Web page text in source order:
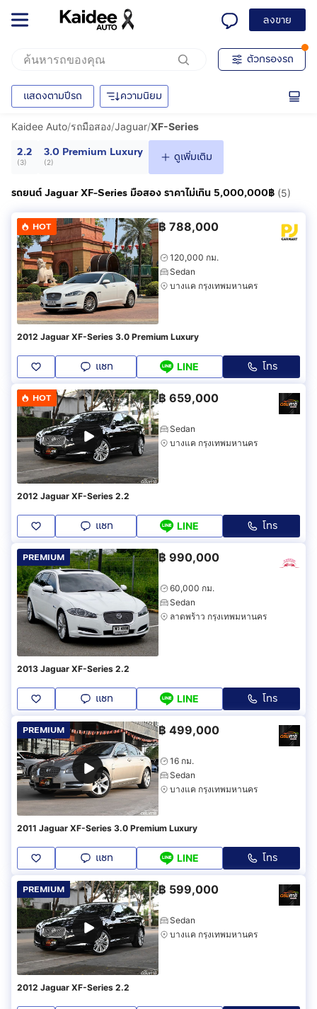
ลงขาย
ตัวกรองรถ
แสดงตามปีรถ ความนิยม
Kaidee Auto/รถมือสอง/Jaguar/XF-Series
2.2
(3)
3.0 Premium Luxury
(2) ดูเพิ่มเติม
รถยนต์ Jaguar XF-Series มือสอง ราคาไม่เกิน 5,000,000฿ (5)
HOT ฿ 788,000
120,000 กม.
Sedan
บางแค กรุงเทพมหานคร
2012 Jaguar XF-Series 3.0 Premium Luxury
แชท LINE โทร
HOT ฿ 659,000
Sedan
บางแค กรุงเทพมหานคร
2012 Jaguar XF-Series 2.2
แชท LINE โทร
PREMIUM ฿ 990,000
60,000 กม.
Sedan
ลาดพร้าว กรุงเทพมหานคร
2013 Jaguar XF-Series 2.2
แชท LINE โทร
PREMIUM ฿ 499,000
16 กม.
Sedan
บางแค กรุงเทพมหานคร
2011 Jaguar XF-Series 3.0 Premium Luxury
แชท LINE โทร
PREMIUM ฿ 599,000
Sedan
บางแค กรุงเทพมหานคร
2012 Jaguar XF-Series 2.2